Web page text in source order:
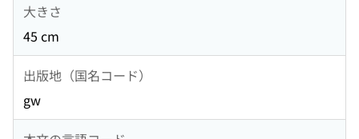
大きさ
45 cm
出版地（国名コード）
gw